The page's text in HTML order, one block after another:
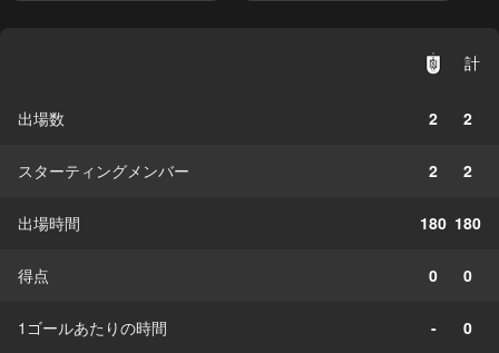
計
出場数 2 2
スターティングメンバー 2 2
出場時間 180 180
得点 0 0
1ゴールあたりの時間 - 0